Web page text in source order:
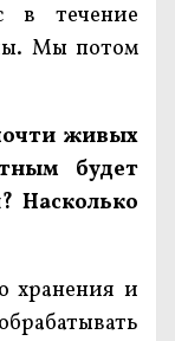
в течение
Мы потом
живых
будет
Насколько
хранения и